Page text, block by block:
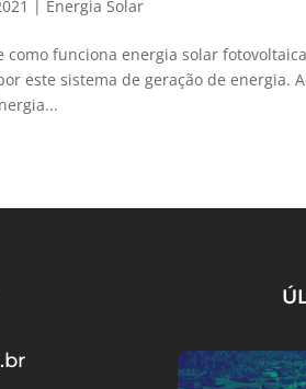
| Energia Solar
como funciona energia solar
este sistema de geração de energia.